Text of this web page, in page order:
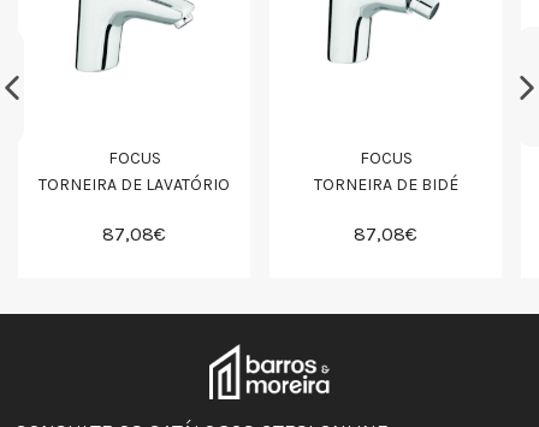
FOCUS
TORNEIRA DE LAVATÓRIO
87,08€
FOCUS
TORNEIRA DE BIDÉ
87,08€